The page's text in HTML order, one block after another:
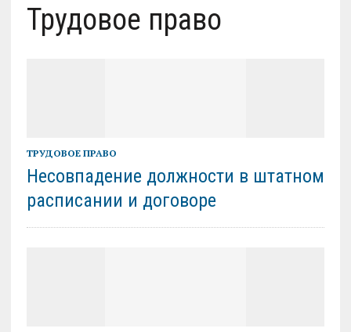
Трудовое право
ТРУДОВОЕ ПРАВО
Несовпадение должности в штатном
расписании и договоре